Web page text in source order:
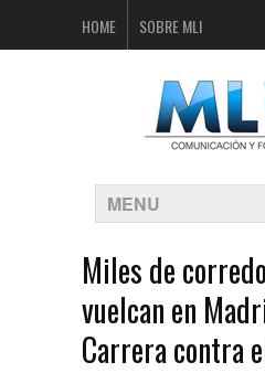
HOME SOBRE MLI
MENU
Miles de
vuelcan en
Carrera contra